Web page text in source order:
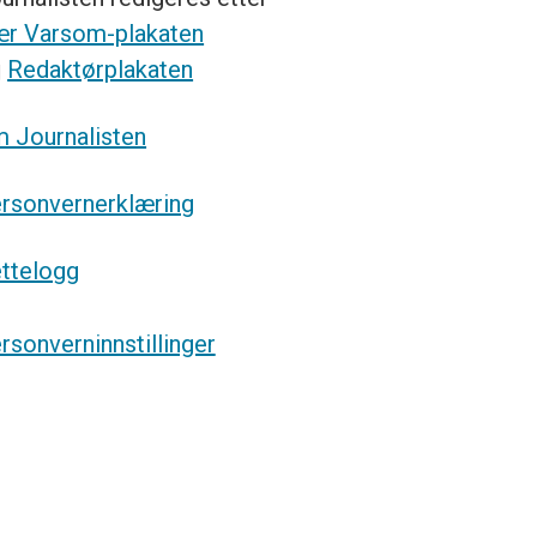
Varsom-plakaten
Redaktørplakaten
Journalisten